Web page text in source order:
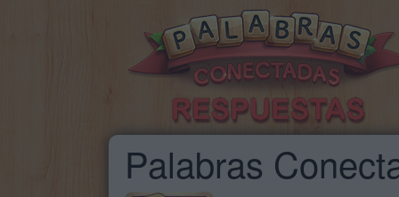
Palabras